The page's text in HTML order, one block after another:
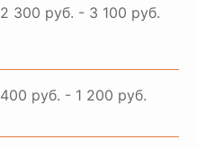
2 300 руб. - 3 100 руб.
400 руб. - 1 200 руб.